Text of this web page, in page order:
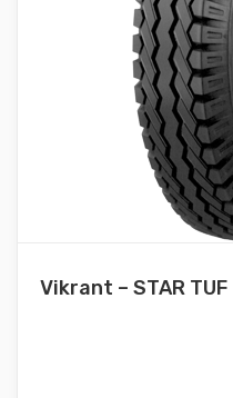
Vikrant – STAR TUF